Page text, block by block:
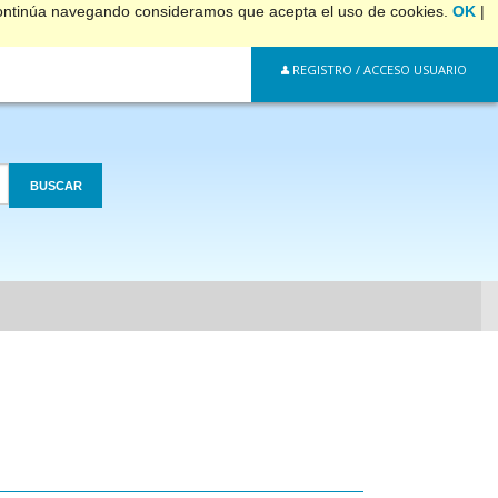
navegando consideramos que acepta el uso de cookies. OK |
REGISTRO / ACCESO USUARIO
BUSCAR